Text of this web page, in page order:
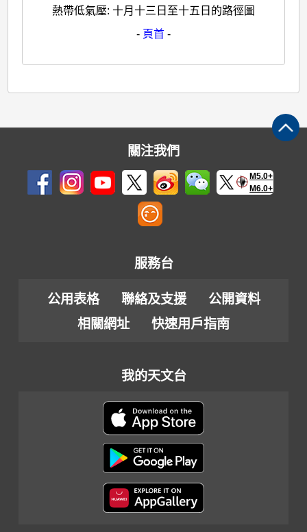
熱帶低氣壓: 十月十三日至十五日的路徑圖
- 頁首 -
關注我們
M5.0+
M6.0+
服務台
公用表格 聯絡及支援
公開資料
相關網址
快速用戶指南
我的天文台